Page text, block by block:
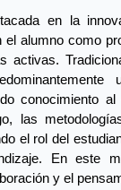
en la
el alumno como
activas.
conocimiento
las
el rol del
En este
y el